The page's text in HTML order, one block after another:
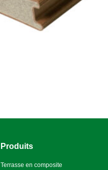
Produits
Terrasse en composite